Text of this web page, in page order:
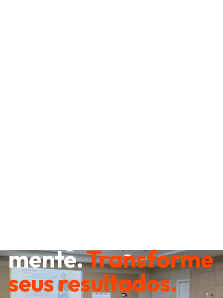
mente.Transforme
seus resultados.